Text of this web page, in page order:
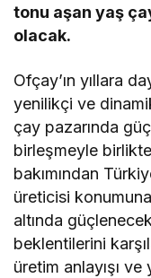
tonu aşan yaş
olacak.
Ofçay’ın yıllara
yenilikçi ve
çay pazarında
birleşmeyle
bakımından
üreticisi
altında
beklentilerini
üretim anlayışı ve